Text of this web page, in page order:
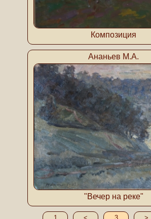
Композиция
Ананьев М.А.
"Вечер на реке"